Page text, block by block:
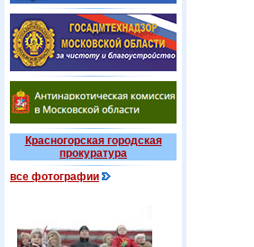
Красногорская городская
прокуратура
все фотографии